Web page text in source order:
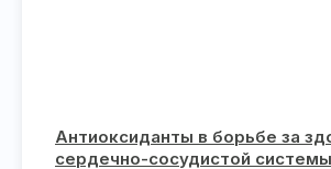
Антиоксиданты в борьбе за
сердечно-сосудистой системы